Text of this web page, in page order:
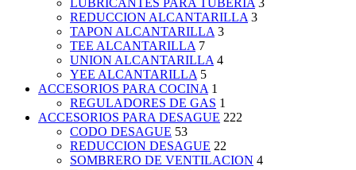
REDUCCION ALCANTARILLA 3
TAPON ALCANTARILLA 3
TEE ALCANTARILLA 7
UNION ALCANTARILLA 4
YEE ALCANTARILLA 5
ACCESORIOS PARA COCINA 1
REGULADORES DE GAS 1
ACCESORIOS PARA DESAGUE 222
CODO DESAGUE 53
REDUCCION DESAGUE 22
SOMBRERO DE VENTILACION 4